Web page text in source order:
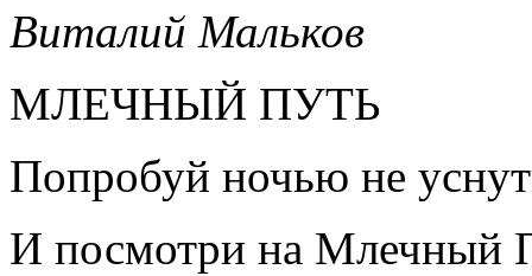
Виталий Мальков
МЛЕЧНЫЙ ПУТЬ
Попробуй ночью не
И посмотри на Млечный